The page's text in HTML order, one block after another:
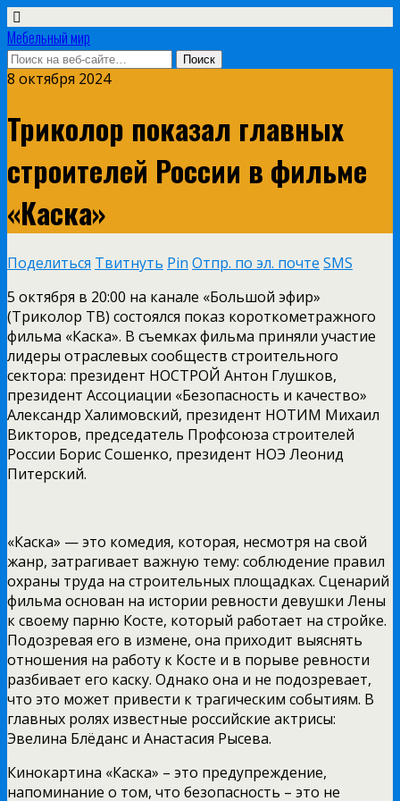
Мебельный мир
8 октября 2024
Триколор показал главных
строителей России в фильме
«Каска»
Поделиться Твитнуть Pin Отпр. по эл. почте SMS
5 октября в 20:00 на канале «Большой эфир»
(Триколор ТВ) состоялся показ короткометражного
фильма «Каска». В съемках фильма приняли участие
лидеры отраслевых сообществ строительного
сектора: президент НОСТРОЙ Антон Глушков,
президент Ассоциации «Безопасность и качество»
Александр Халимовский, президент НОТИМ Михаил
Викторов, председатель Профсоюза строителей
России Борис Сошенко, президент НОЭ Леонид
Питерский.
«Каска» — это комедия, которая, несмотря на свой
жанр, затрагивает важную тему: соблюдение правил
охраны труда на строительных площадках. Сценарий
фильма основан на истории ревности девушки Лены
к своему парню Косте, который работает на стройке.
Подозревая его в измене, она приходит выяснять
отношения на работу к Косте и в порыве ревности
разбивает его каску. Однако она и не подозревает,
что это может привести к трагическим событиям. В
главных ролях известные российские актрисы:
Эвелина Блёданс и Анастасия Рысева.
Кинокартина «Каска» – это предупреждение,
напоминание о том, что безопасность – это не